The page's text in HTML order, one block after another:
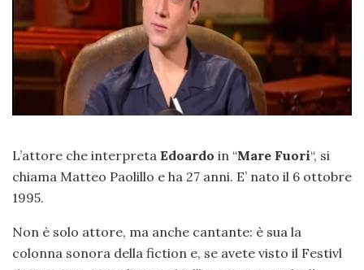
L’attore che interpreta Edoardo in “Mare Fuori“, si
chiama Matteo Paolillo e ha 27 anni. E’ nato il 6 ottobre
1995.
Non è solo attore, ma anche cantante: è sua la
colonna sonora della fiction e, se avete visto il Festivl